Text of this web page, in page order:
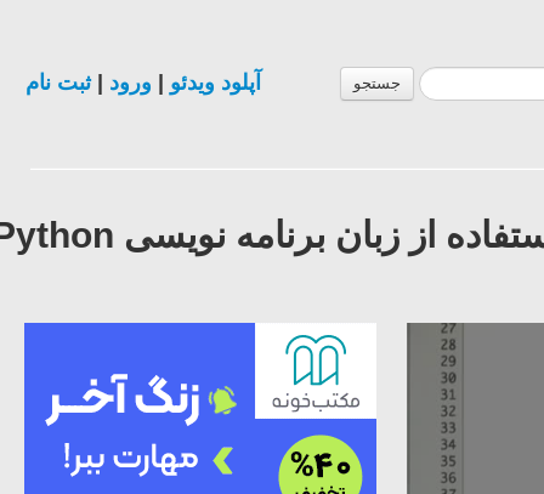
جستجو آپلود ویدئو| ورود| ثبت نام
فیلم آموزش طراحی نرم افزار کامپیوتر با استفاده از زبان برنامه نویسی Python